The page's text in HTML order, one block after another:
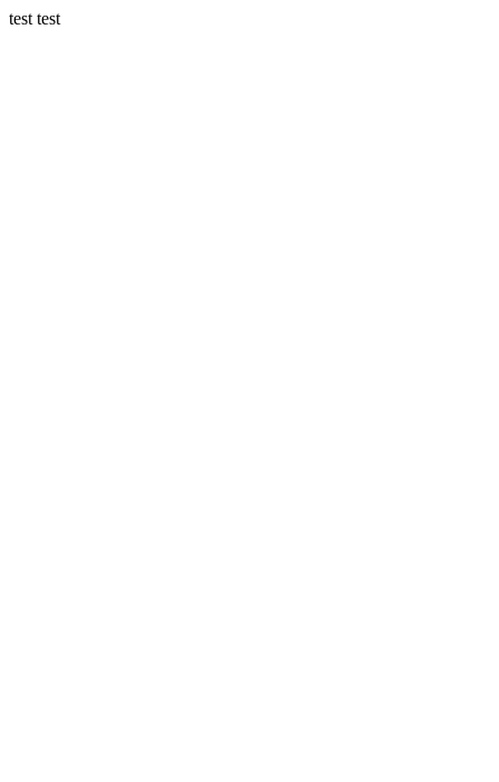
test test